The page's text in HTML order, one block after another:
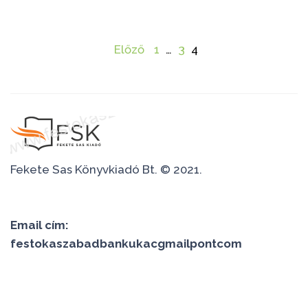
Bejegyzések
Előző 1 … 3 4
Fekete Sas Könyvkiadó Bt. © 2021.
Email cím:
festokaszabadbankukacgmailpontcom